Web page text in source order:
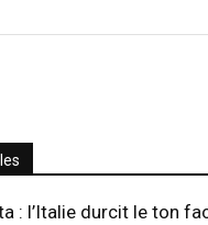
: l’Italie durcit le ton